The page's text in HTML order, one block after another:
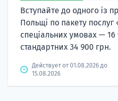
Вступайте до одного із
Польщі по пакету
спеціальних умовах — 16
стандартних 34 900 грн.
Действует от 01.08.2026 до
15.08.2026